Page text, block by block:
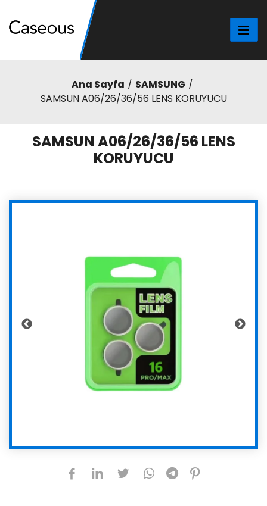
Ana Sayfa
SAMSUNG
SAMSUN A06/26/36/56 LENS KORUYUCU
SAMSUN A06/26/36/56 LENS
KORUYUCU